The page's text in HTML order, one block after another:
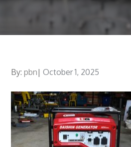
By:pbn Posted
October 1, 2025